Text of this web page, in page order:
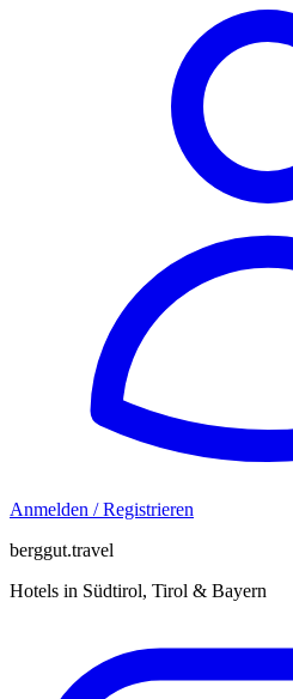
Anmelden / Registrieren
berggut.travel
Hotels in Südtirol, Tirol & Bayern